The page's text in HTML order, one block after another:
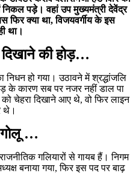
पड़े। वहां उप मुख्यमंत्री देवेंद्र
क्या था, विजयवर्गीय के इस
था।
दिखाने की होड़…
निधन हो गया। उठावने में श्रद्धांजलि
के कारण सब पर नजर नहीं डाल पा
चेहरा दिखाने आए थे, वो फिर लाइन
थे।
…
गलियारों से गायब हैं। निगम
बनाया गया, फिर इस पद पर बाढ़